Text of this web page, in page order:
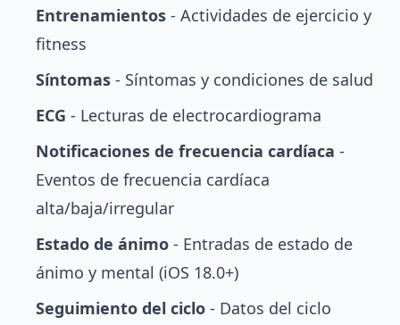
Entrenamientos - Actividades de ejercicio y
fitness
Síntomas - Síntomas y condiciones de salud
ECG - Lecturas de electrocardiograma
Notificaciones de frecuencia cardíaca -
Eventos de frecuencia cardíaca
alta/baja/irregular
Estado de ánimo - Entradas de estado de
ánimo y mental (iOS 18.0+)
Seguimiento del ciclo - Datos del ciclo